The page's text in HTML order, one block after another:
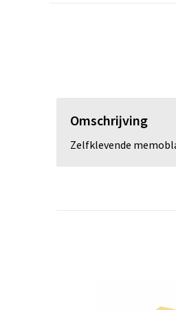
Omschrijving
Zelfklevende